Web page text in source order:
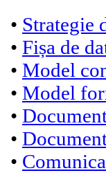
• Strategie
• Fișa de
• Model
• Model
•
•
•